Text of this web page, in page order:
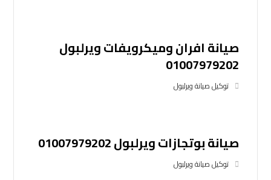
صيانة افران وميكرويفات ويرلبول
01007979202
توكيل صيانة ويرلبول
صيانة بوتجازات ويرلبول 01007979202
توكيل صيانة ويرلبول